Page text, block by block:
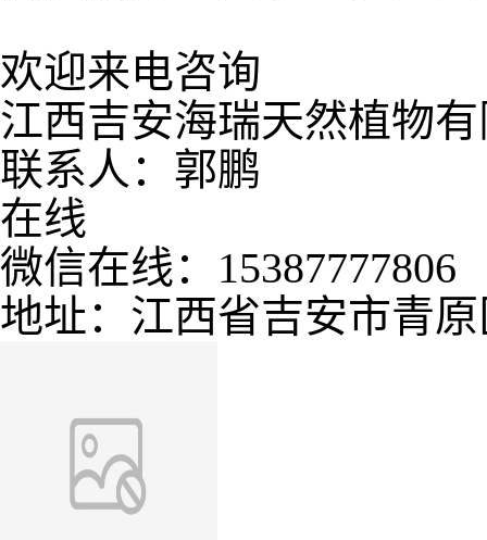
欢迎来电咨询
江西吉安海瑞天然植物
联系人：郭鹏
在线
微信在线：15387777806
地址：江西省吉安市青